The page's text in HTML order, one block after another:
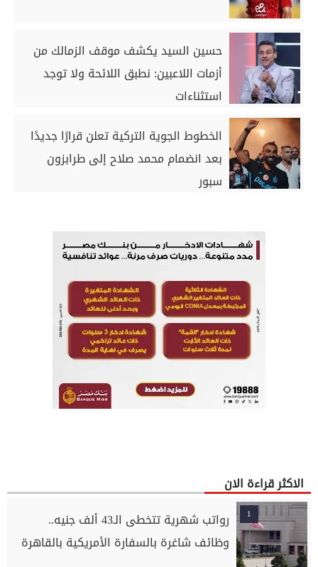
حسين السيد يكشف موقف الزمالك من
أزمات اللاعبين: نطبق اللائحة ولا توجد
استثناءات
الخطوط الجوية التركية تعلن قرارًا جديدًا
بعد انضمام محمد صلاح إلى طرابزون
سبور
الاكثر قراءة الان
1
رواتب شهرية تتخطى الـ43 ألف جنيه..
وظائف شاغرة بالسفارة الأمريكية بالقاهرة